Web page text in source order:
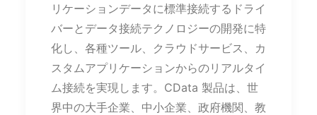
リケーションデータに標準接続するドライ
バーとデータ接続テクノロジーの開発に特
化し、各種ツール、クラウドサービス、カ
スタムアプリケーションからのリアルタイ
ム接続を実現します。CData 製品は、世
界中の大手企業、中小企業、政府機関、教